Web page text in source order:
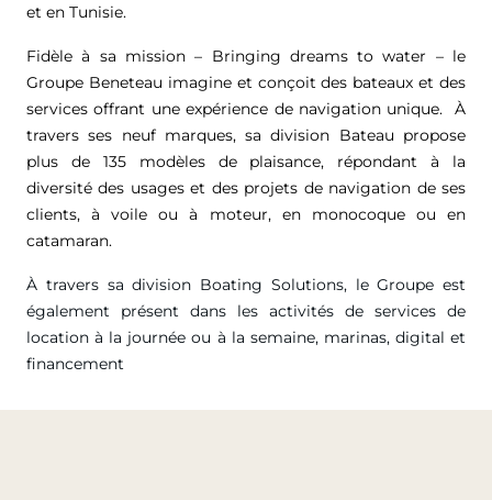
et en Tunisie.
Fidèle à sa mission – Bringing dreams to water – le
Groupe Beneteau imagine et conçoit des bateaux et des
services offrant une expérience de navigation unique. À
travers ses neuf marques, sa division Bateau propose
plus de 135 modèles de plaisance, répondant à la
diversité des usages et des projets de navigation de ses
clients, à voile ou à moteur, en monocoque ou en
catamaran.
À travers sa division Boating Solutions, le Groupe est
également présent dans les activités de services de
location à la journée ou à la semaine, marinas, digital et
financement